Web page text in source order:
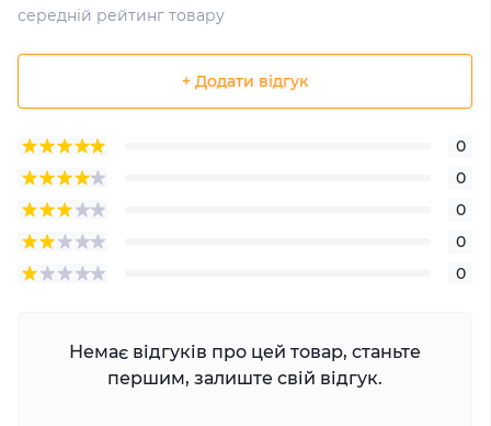
середній рейтинг товару
+ Додати відгук
0
0
0
0
0
Немає відгуків про цей товар, станьте
першим, залиште свій відгук.